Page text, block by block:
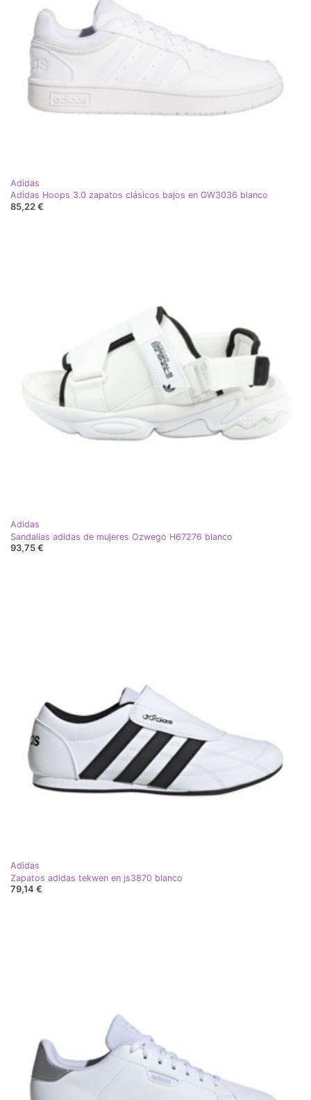
Adidas
Adidas Hoops 3.0 zapatos clásicos bajos en GW3036 blanco
85,22 €
Adidas
Sandalias adidas de mujeres Ozwego H67276 blanco
93,75 €
Adidas
Zapatos adidas tekwen en js3870 blanco
79,14 €